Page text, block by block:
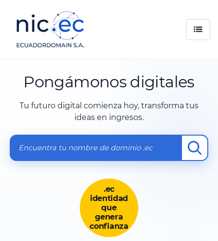
Pongámonos digitales
Tu futuro digital comienza hoy, transforma tus
ideas en ingresos.
.ec
identidad
que
genera
confianza